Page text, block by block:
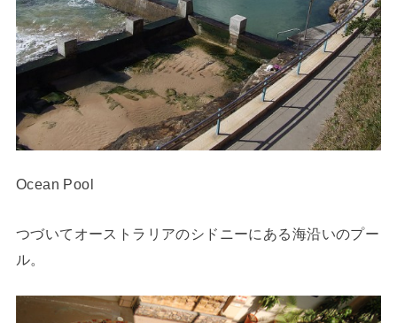
Ocean Pool
つづいてオーストラリアのシドニーにある海沿いのプー
ル。